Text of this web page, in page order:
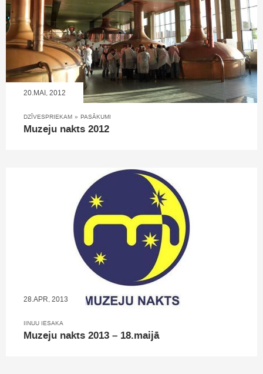
20.MAI, 2012
DZĪVESPRIEKAM » PASĀKUMI
Muzeju nakts 2012
28.APR, 2013
IINUU IESAKA
Muzeju nakts 2013 – 18.maijā